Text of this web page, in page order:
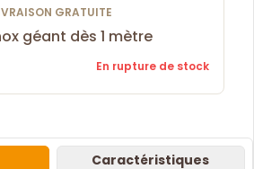
GRATUITE
géant dès 1 mètre
En rupture de stock
Caractéristiques